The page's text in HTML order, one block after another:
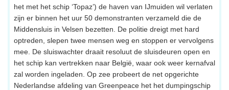
het met het schip ‘Topaz’) de haven van IJmuiden wil verlaten
zijn er binnen het uur 50 demonstranten verzameld die de
Middensluis in Velsen bezetten. De politie dreigt met hard
optreden, slepen twee mensen weg en stoppen er vervolgens
mee. De sluiswachter draait resoluut de sluisdeuren open en
het schip kan vertrekken naar België, waar ook weer kernafval
zal worden ingeladen. Op zee probeert de net opgerichte
Nederlandse afdeling van Greenpeace het het dumpingschip